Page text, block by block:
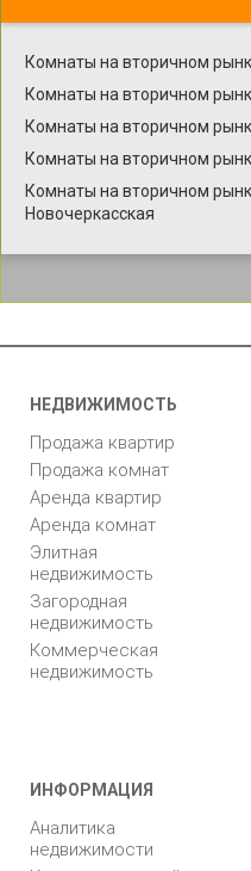
Комнаты на вторичном
Комнаты на вторичном
Комнаты на вторичном
Комнаты на вторичном
Комнаты на вторичном
Новочеркасская
НЕДВИЖИМОСТЬ
Продажа квартир
Продажа комнат
Аренда квартир
Аренда комнат
Элитная
недвижимость
Загородная
недвижимость
Коммерческая
недвижимость
ИНФОРМАЦИЯ
Аналитика
недвижимости